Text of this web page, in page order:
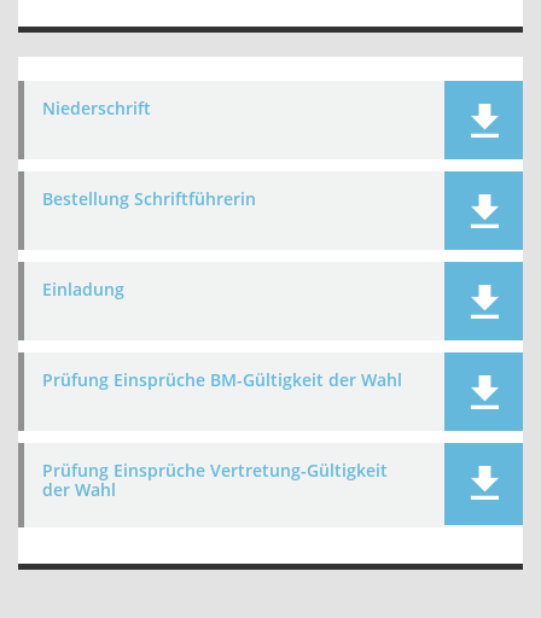
Niederschrift
Bestellung Schriftführerin
Einladung
Prüfung Einsprüche BM-Gültigkeit der Wahl
Prüfung Einsprüche Vertretung-Gültigkeit
der Wahl